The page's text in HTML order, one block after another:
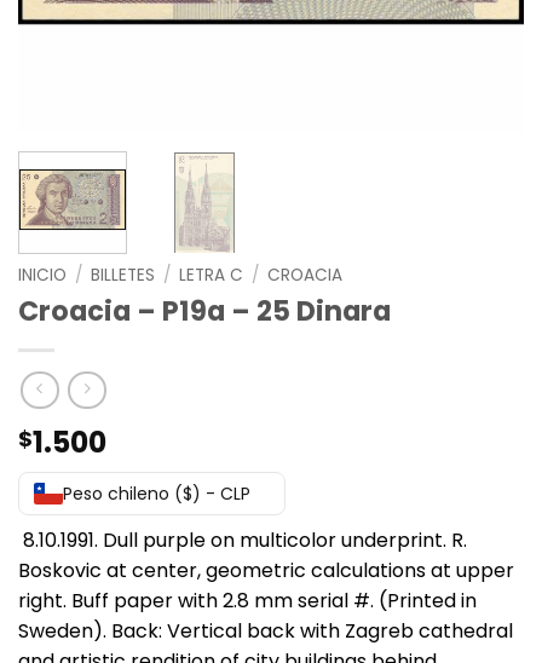
INICIO / BILLETES / LETRA C / CROACIA
Croacia – P19a – 25 Dinara
$1.500
Peso chileno ($) - CLP
8.10.1991. Dull purple on multicolor underprint. R.
Boskovic at center, geometric calculations at upper
right. Buff paper with 2.8 mm serial #. (Printed in
Sweden). Back: Vertical back with Zagreb cathedral